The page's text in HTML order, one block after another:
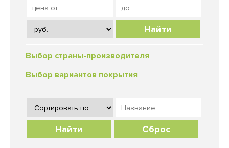
Найти
Выбор страны-производителя
Выбор вариантов покрытия
Сброс